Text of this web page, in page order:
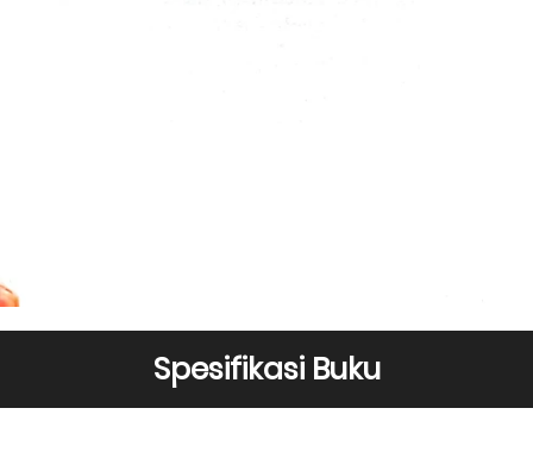
Spesifikasi Buku